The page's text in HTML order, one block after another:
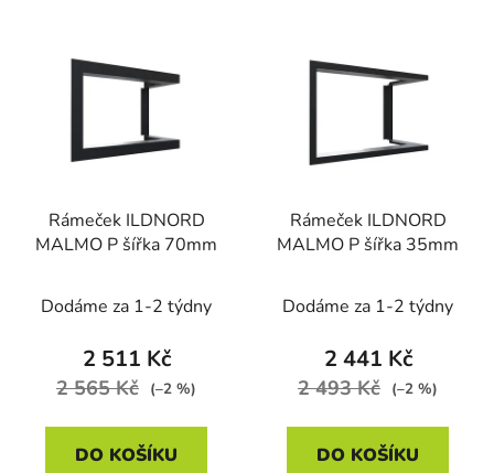
Rámeček ILDNORD
MALMO P šířka 70mm
Dodáme za 1-2 týdny
2 511 Kč
2 565 Kč (–2 %)
DO KOŠÍKU
Rámeček ILDNORD
MALMO P šířka 35mm
Dodáme za 1-2 týdny
2 441 Kč
2 493 Kč (–2 %)
DO KOŠÍKU